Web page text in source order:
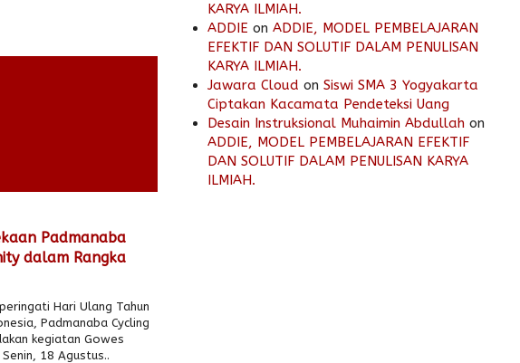
Padmanaba
dalam Rangka
Hari Ulang Tahun
Padmanaba Cycling
kegiatan Gowes
18 Agustus..
KARYA ILMIAH.
ADDIE on ADDIE, MODEL PEMBELAJARAN
EFEKTIF DAN SOLUTIF DALAM PENULISAN
KARYA ILMIAH.
Jawara Cloud on Siswi SMA 3 Yogyakarta
Ciptakan Kacamata Pendeteksi Uang
Desain Instruksional Muhaimin Abdullah on
ADDIE, MODEL PEMBELAJARAN EFEKTIF
DAN SOLUTIF DALAM PENULISAN KARYA
ILMIAH.